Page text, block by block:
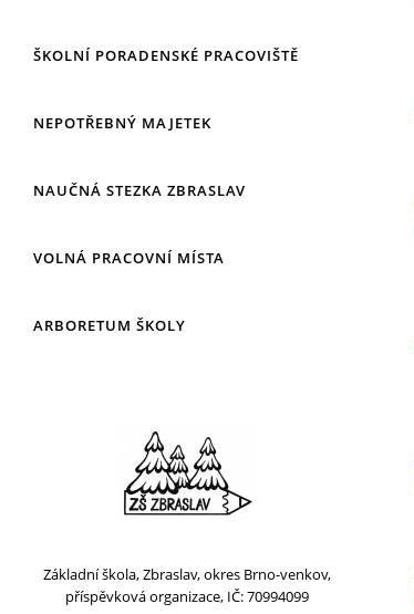
ŠKOLNÍ PORADENSKÉ PRACOVIŠTĚ
NEPOTŘEBNÝ MAJETEK
NAUČNÁ STEZKA ZBRASLAV
VOLNÁ PRACOVNÍ MÍSTA
ARBORETUM ŠKOLY
Základní škola, Zbraslav, okres Brno-venkov,
příspěvková organizace, IČ: 70994099